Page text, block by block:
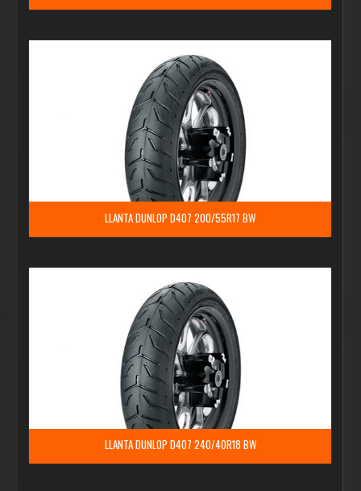
LLANTA DUNLOP D407 200/55R17 BW
LLANTA DUNLOP D407 240/40R18 BW